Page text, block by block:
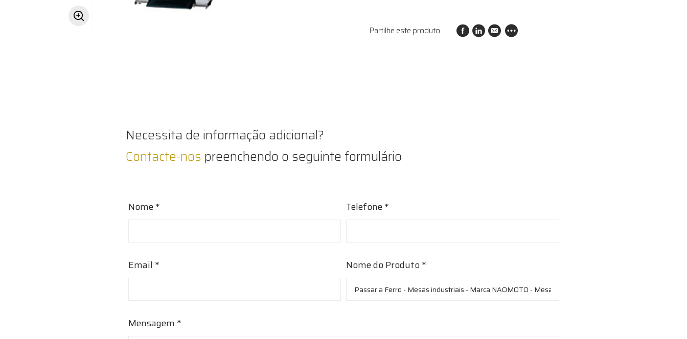
Partilhe este produto
Necessita de informação adicional?
Contacte-nos preenchendo o seguinte formulário
Nome * Telefone *
Email * Nome do Produto *
Mensagem *